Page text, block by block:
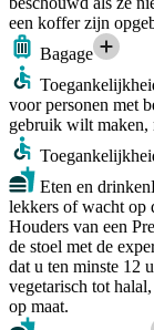
een koffer zijn
Bagage
voor personen met
gebruik wilt maken,
Eten en drinken
lekkers of wacht op
Houders van een
de stoel met de
dat u ten minste 12
vegetarisch tot
op maat.